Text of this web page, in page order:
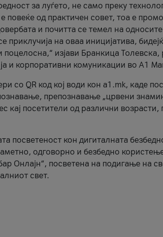
за луѓето, не само преку
повеќе од практичен совет, тоа е
и почитта се темел на
на оваа иницијатива,
изјави Бранкица Толевска,
и корпоративни комуникации во А1
со QR код кој води кон a1.mk, каде
препознавање „црвени
кај посетители од различни
посветеност кон дигиталната
одговорно и безбедно
Онлајн“, посветена на подигање на
свет.